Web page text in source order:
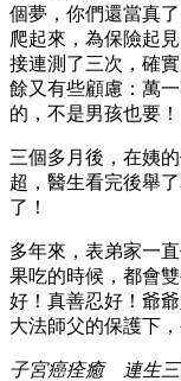
個夢，你們還當真
爬起來，為保險起
接連測了三次，確
餘又有些顧慮：萬
的，不是男孩也要！
三個多月後，在姨
超，醫生看完後舉
了！
多年來，表弟家一
果吃的時候，都會
好！真善忍好！爺
大法師父的保護下
子宮癌痊癒 連生三